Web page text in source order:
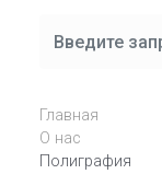
Главная
О нас
Полиграфия